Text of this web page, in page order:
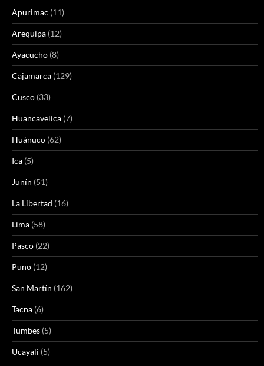
Apurimac (11)
Arequipa (12)
Ayacucho (8)
Cajamarca (129)
Cusco (33)
Huancavelica (7)
Huánuco (62)
Ica (5)
Junín (51)
La Libertad (16)
Lima (58)
Pasco (22)
Puno (12)
San Martín (162)
Tacna (6)
Tumbes (5)
Ucayali (5)